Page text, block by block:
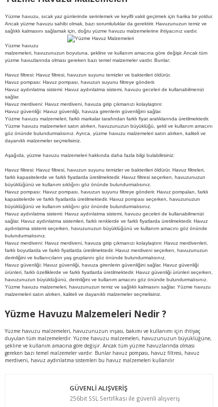
Yüzme havuzu, sıcak yaz günlerinde serinlemek ve keyifli vakit geçirmek için harika bir yoldur.
Ancak yüzme havuzu sahibi olmak, bazı sorumluluklar da gerektirir. Havuzunuzun temiz ve
sağlıklı kalmasını sağlamak için, doğru yüzme havuzu malzemelerine ihtiyacınız vardır.
Yüzme havuzu
malzemeleri, havuzunuzun boyutuna, şekline ve kullanım amacına göre değişir. Ancak tüm
yüzme havuzlarında olması gereken bazı temel malzemeler vardır. Bunlar;
Havuz filtresi: Havuz filtresi, havuzun suyunu temizler ve bakterileri öldürür.
Havuz pompası: Havuz pompası, havuzun suyunu filtreye gönderir.
Havuz aydınlatma sistemi: Havuz aydınlatma sistemi, havuzu geceleri de kullanabilmenizi
sağlar.
Havuz merdiveni: Havuz merdiveni, havuza girip çıkmanızı kolaylaştırır.
Havuz güvenliği: Havuz güvenliği, havuza girenlerin güvenliğini sağlar.
Yüzme havuzu malzemeleri, farklı markalar tarafından farklı fiyat aralıklarında üretilmektedir.
Yüzme havuzu malzemeleri satın alırken, havuzunuzun büyüklüğü, şekli ve kullanım amacını
göz önünde bulundurmalısınız. Ayrıca, yüzme havuzu malzemeleri satın alırken, kaliteli ve
dayanıklı malzemeler seçmelisiniz.
Aşağıda, yüzme havuzu malzemeleri hakkında daha fazla bilgi bulabilirsiniz:
Havuz filtresi: Havuz filtresi, havuzun suyunu temizler ve bakterileri öldürür. Havuz filtreleri,
farklı kapasitelerde ve farklı fiyatlarda üretilmektedir. Havuz filtresi seçerken, havuzunuzun
büyüklüğünü ve kullanım sıklığını göz önünde bulundurmalısınız.
Havuz pompası: Havuz pompası, havuzun suyunu filtreye gönderir. Havuz pompaları, farklı
kapasitelerde ve farklı fiyatlarda üretilmektedir. Havuz pompası seçerken, havuzunuzun
büyüklüğünü ve kullanım sıklığını göz önünde bulundurmalısınız.
Havuz aydınlatma sistemi: Havuz aydınlatma sistemi, havuzu geceleri de kullanabilmenizi
sağlar. Havuz aydınlatma sistemleri, farklı renklerde ve farklı fiyatlarda üretilmektedir. Havuz
aydınlatma sistemi seçerken, havuzunuzun büyüklüğünü ve kullanım amacını göz önünde
bulundurmalısınız.
Havuz merdiveni: Havuz merdiveni, havuza girip çıkmanızı kolaylaştırır. Havuz merdivenleri,
farklı boyutlarda ve farklı fiyatlarda üretilmektedir. Havuz merdiveni seçerken, havuzunuzun
derinliğini ve kullanıcıların yaş gruplarını göz önünde bulundurmalısınız.
Havuz güvenliği: Havuz güvenliği, havuza girenlerin güvenliğini sağlar. Havuz güvenliği
ürünleri, farklı özelliklerde ve farklı fiyatlarda üretilmektedir. Havuz güvenliği ürünleri seçerken,
havuzunuzun büyüklüğünü, derinliğini ve kullanım amacını göz önünde bulundurmalısınız.
Yüzme havuzu malzemeleri, havuzunuzun temiz ve sağlıklı kalmasını sağlar. Yüzme havuzu
malzemeleri satın alırken, kaliteli ve dayanıklı malzemeler seçmelisiniz.
Yüzme Havuzu Malzemeleri Nedir ?
Yüzme havuzu malzemeleri, havuzunuzun inşası, bakımı ve kullanımı için ihtiyaç
duyulan tüm malzemelerdir. Yüzme havuzu malzemeleri, havuzunuzun büyüklüğüne,
şekline ve kullanım amacına göre değişir. Ancak tüm yüzme havuzlarında olması
gereken bazı temel malzemeler vardır. Bunlar havuz pompası, havuz filtresi, havuz
merdiveni, havuz aydınlatma sistemleri bu havuz malzemeleri kullanılır
GÜVENLİ ALIŞVERİŞ
256bit SSL Sertifikası ile güvenli alışveriş